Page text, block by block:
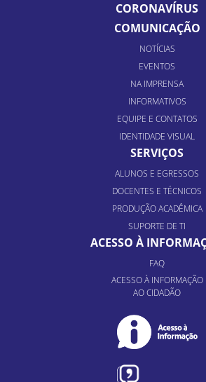
CORONAVÍRUS
COMUNICAÇÃO
NOTÍCIAS
EVENTOS
NA IMPRENSA
INFORMATIVOS
EQUIPE E CONTATOS
IDENTIDADE VISUAL
SERVIÇOS
ALUNOS E EGRESSOS
DOCENTES E TÉCNICOS
PRODUÇÃO ACADÊMICA
SUPORTE DE TI
ACESSO À
FAQ
ACESSO À INFORMAÇÃO
AO CIDADÃO